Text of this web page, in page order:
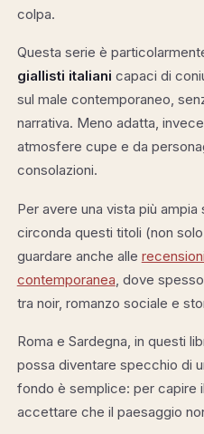
colpa.
Questa serie è
giallisti italiani capaci di
sul male contemporaneo,
narrativa. Meno adatta,
atmosfere cupe e da
consolazioni.
Per avere una vista più ampia
circonda questi titoli (non
guardare anche alle
contemporanea , dove
tra noir, romanzo sociale e
Roma e Sardegna, in questi
possa diventare specchio di
fondo è semplice: per capire
accettare che il paesaggio